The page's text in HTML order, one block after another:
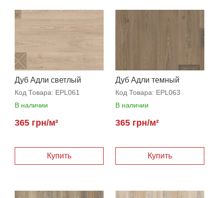
Дуб Адли светлый
Код Товара: EPL061
В наличии
365 грн/м²
Дуб Адли темный
Код Товара: EPL063
В наличии
365 грн/м²